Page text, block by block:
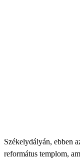
Székelydályán, ebben
református templom,